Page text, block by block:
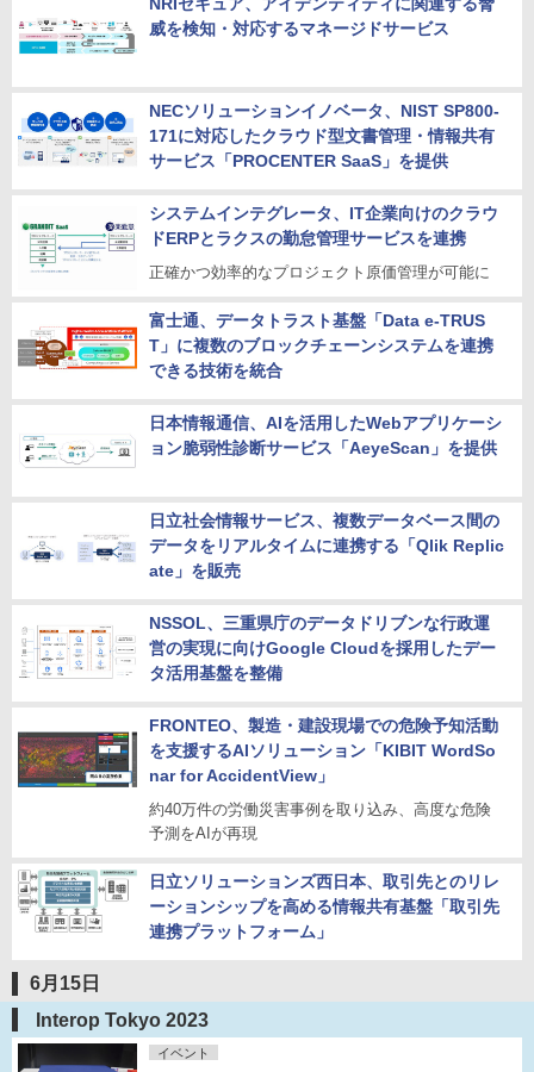
威を検知・対応するマネージドサービス
NECソリューションイノベータ、NIST SP800-
171に対応したクラウド型文書管理・情報共有
サービス「PROCENTER SaaS」を提供
システムインテグレータ、IT企業向けのクラウ
ドERPとラクスの勤怠管理サービスを連携
正確かつ効率的なプロジェクト原価管理が可能に
富士通、データトラスト基盤「Data e-TRUS
T」に複数のブロックチェーンシステムを連携
できる技術を統合
日本情報通信、AIを活用したWebアプリケーシ
ョン脆弱性診断サービス「AeyeScan」を提供
日立社会情報サービス、複数データベース間の
データをリアルタイムに連携する「Qlik Replic
ate」を販売
NSSOL、三重県庁のデータドリブンな行政運
営の実現に向けGoogle Cloudを採用したデー
タ活用基盤を整備
FRONTEO、製造・建設現場での危険予知活動
を支援するAIソリューション「KIBIT WordSo
nar for AccidentView」
約40万件の労働災害事例を取り込み、高度な危険
予測をAIが再現
日立ソリューションズ西日本、取引先とのリレ
ーションシップを高める情報共有基盤「取引先
連携プラットフォーム」
6月15日
Interop Tokyo 2023
イベント